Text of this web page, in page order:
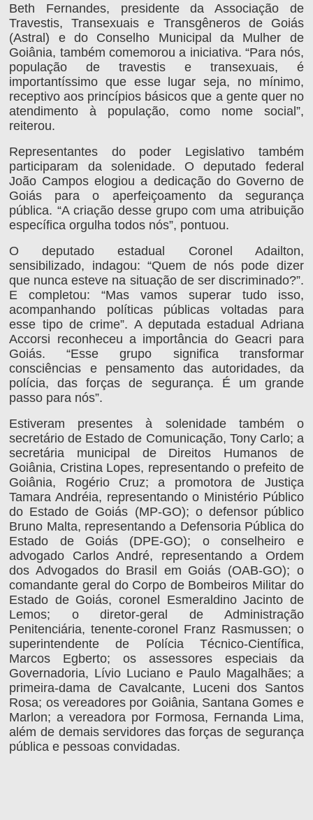
Beth Fernandes, presidente da Associação de
Travestis, Transexuais e Transgêneros de Goiás
(Astral) e do Conselho Municipal da Mulher de
Goiânia, também comemorou a iniciativa. “Para nós,
população de travestis e transexuais, é
importantíssimo que esse lugar seja, no mínimo,
receptivo aos princípios básicos que a gente quer no
atendimento à população, como nome social”,
reiterou.
Representantes do poder Legislativo também
participaram da solenidade. O deputado federal
João Campos elogiou a dedicação do Governo de
Goiás para o aperfeiçoamento da segurança
pública. “A criação desse grupo com uma atribuição
específica orgulha todos nós”, pontuou.
O deputado estadual Coronel Adailton,
sensibilizado, indagou: “Quem de nós pode dizer
que nunca esteve na situação de ser discriminado?”.
E completou: “Mas vamos superar tudo isso,
acompanhando políticas públicas voltadas para
esse tipo de crime”. A deputada estadual Adriana
Accorsi reconheceu a importância do Geacri para
Goiás. “Esse grupo significa transformar
consciências e pensamento das autoridades, da
polícia, das forças de segurança. É um grande
passo para nós”.
Estiveram presentes à solenidade também o
secretário de Estado de Comunicação, Tony Carlo; a
secretária municipal de Direitos Humanos de
Goiânia, Cristina Lopes, representando o prefeito de
Goiânia, Rogério Cruz; a promotora de Justiça
Tamara Andréia, representando o Ministério Público
do Estado de Goiás (MP-GO); o defensor público
Bruno Malta, representando a Defensoria Pública do
Estado de Goiás (DPE-GO); o conselheiro e
advogado Carlos André, representando a Ordem
dos Advogados do Brasil em Goiás (OAB-GO); o
comandante geral do Corpo de Bombeiros Militar do
Estado de Goiás, coronel Esmeraldino Jacinto de
Lemos; o diretor-geral de Administração
Penitenciária, tenente-coronel Franz Rasmussen; o
superintendente de Polícia Técnico-Científica,
Marcos Egberto; os assessores especiais da
Governadoria, Lívio Luciano e Paulo Magalhães; a
primeira-dama de Cavalcante, Luceni dos Santos
Rosa; os vereadores por Goiânia, Santana Gomes e
Marlon; a vereadora por Formosa, Fernanda Lima,
além de demais servidores das forças de segurança
pública e pessoas convidadas.